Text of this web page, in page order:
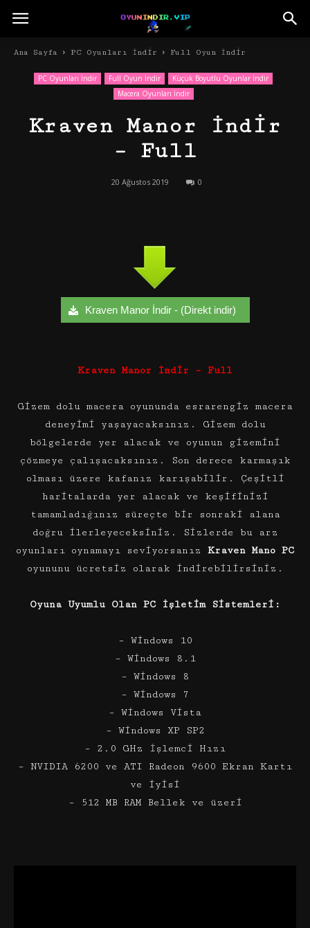
Ana Sayfa PC Oyunları İndir Full Oyun İndir
PC Oyunları İndir Full Oyun İndir
Küçük Boyutlu Oyunlar İndir
Macera Oyunları İndir
Kraven Manor İndir
– Full
20 Ağustos 2019 0
Kraven Manor İndir - (Direkt indir)
Kraven Manor İndir – Full
Gizem dolu macera oyununda esrarengiz macera
deneyimi yaşayacaksınız. Gizem dolu
bölgelerde yer alacak ve oyunun gizemini
çözmeye çalışacaksınız. Son derece karmaşık
olması üzere kafanız karışabilir. Çeşitli
haritalarda yer alacak ve keşifinizi
tamamladığınız süreçte bir sonraki alana
doğru ilerleyeceksiniz. Sizlerde bu arz
oyunları oynamayı seviyorsanız Kraven Mano PC
oyununu ücretsiz olarak indirebilirsiniz.
Oyuna Uyumlu Olan PC İşletim Sistemleri:
– Windows 10
– Windows 8.1
– Windows 8
– Windows 7
– Windows Vista
– Windows XP SP2
– 2.0 GHz İşlemci Hızı
– NVIDIA 6200 ve ATI Radeon 9600 Ekran Kartı
ve iyisi
– 512 MB RAM Bellek ve üzeri